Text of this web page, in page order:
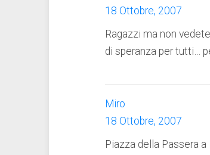
18 Ottobre, 2007
Ragazzi ma non
di speranza per tutti…
Miro
18 Ottobre, 2007
Piazza della Passera